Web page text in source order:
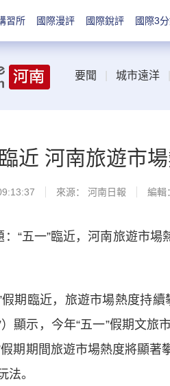
習所 國際漫評 國際銳評 國際3
要聞 城市遠洋
臨近 河南旅遊市
來源： 河南日報 編輯
五一”臨近，河南旅遊市場
臨近，旅遊市場熱度持續
）顯示，今年“五一”假期文旅
假期期間旅遊市場熱度將顯著
法。